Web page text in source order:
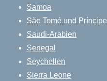
Samoa
São Tomé und Príncipe
Saudi-Arabien
Senegal
Seychellen
Sierra Leone